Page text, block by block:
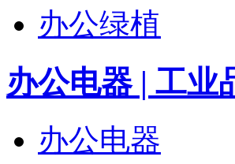
办公绿植
办公电器 | 工业
办公电器